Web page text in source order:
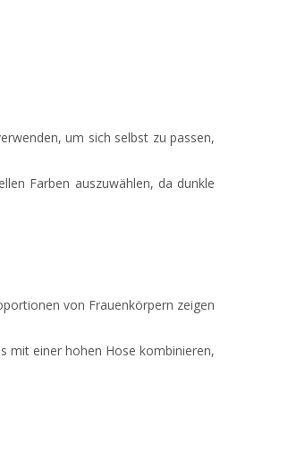
um sich selbst zu passen,
Farben auszuwählen, da dunkle
von Frauenkörpern zeigen
mit einer hohen Hose kombinieren,